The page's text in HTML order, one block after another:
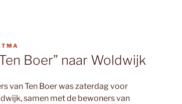
Boer” naar Woldwijk
van Ten Boer was zaterdag voor
samen met de bewoners van